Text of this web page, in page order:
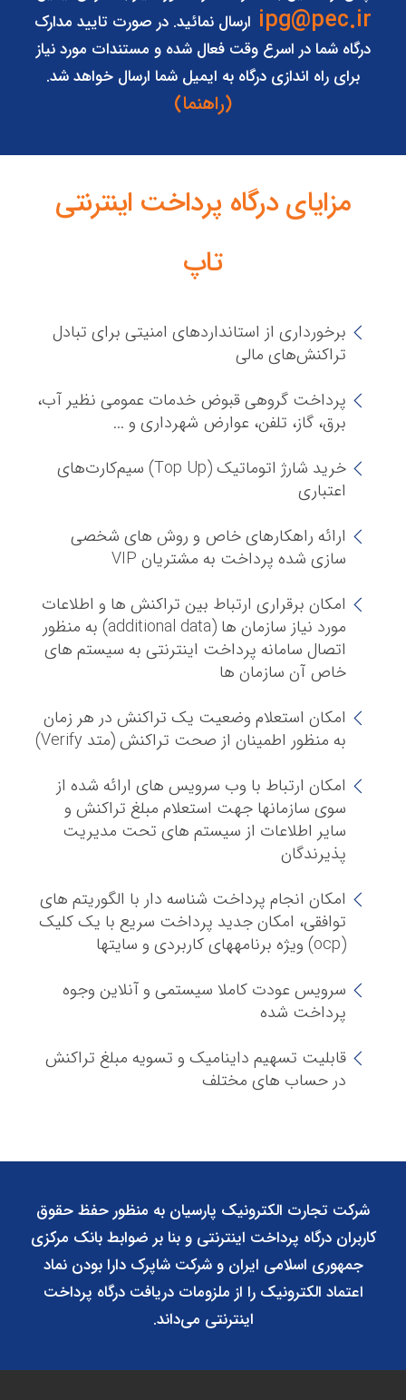
ipg@pec.ir ارسال نمائید. در صورت تایید مدارک
درگاه شما در اسرع وقت فعال شده و مستندات مورد نیاز
برای راه اندازی درگاه به ایمیل شما ارسال خواهد شد.
(راهنما)
مزایای درگاه پرداخت اینترنتی
تاپ
برخورداری از استانداردهای امنیتی برای تبادل
تراکنش‌های مالی
پرداخت گروهی قبوض خدمات عمومی نظیر آب،
برق، گاز، تلفن، عوارض شهرداری و ...
خرید شارژ اتوماتیک (Top Up) سیم‌کارت‌های
اعتباری
‌ارائه راهکارهای خاص و روش های شخصی
سازی شده پرداخت به مشتریان VIP
امکان برقراری ارتباط بین تراکنش ها و اطلاعات
مورد نیاز سازمان ها (additional data) به منظور
اتصال سامانه پرداخت اینترنتی به سیستم های
خاص آن سازمان ها
امکان استعلام وضعیت یک تراکنش در هر زمان
به منظور اطمینان از صحت تراکنش (متد Verify)
امکان ارتباط با وب سرویس های ارائه شده از
سوی سازمان‏ها جهت استعلام مبلغ تراکنش و
سایر اطلاعات از سیستم های تحت مدیریت
پذیرندگان
امکان انجام پرداخت شناسه دار با الگوریتم های
توافقی، امکان جدید پرداخت سریع با یک کلیک
(ocp) ویژه برنامه‏های کاربردی و سایت‏ها
سرویس عودت کاملا سیستمی و آنلاین وجوه
پرداخت شده
قابلیت تسهیم داینامیک و تسویه مبلغ تراکنش
در حساب های مختلف
شرکت تجارت الکترونیک پارسیان به منظور حفظ حقوق
کاربران درگاه پرداخت اینترنتی و بنا بر ضوابط بانک مرکزی
جمهوری اسلامی ایران و شرکت شاپرک دارا بودن نماد
اعتماد الکترونیک را از ملزومات دریافت درگاه پرداخت
اینترنتی می‌داند.